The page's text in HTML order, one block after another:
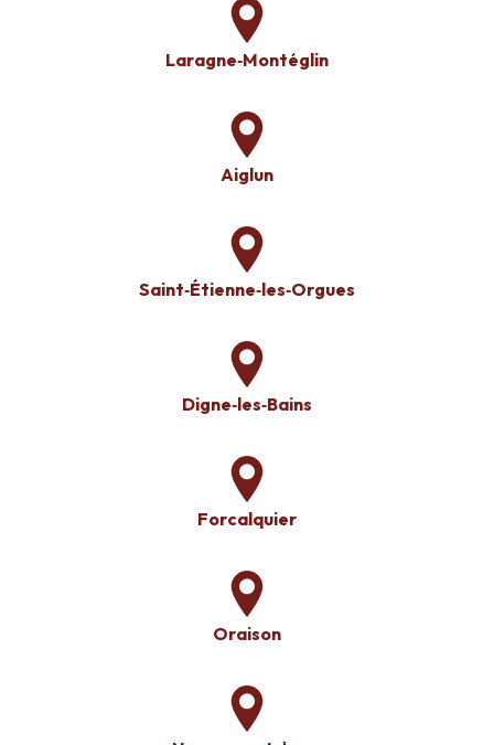
Laragne‑Montéglin
Aiglun
Saint‑Étienne‑les‑Orgues
Digne‑les‑Bains
Forcalquier
Oraison